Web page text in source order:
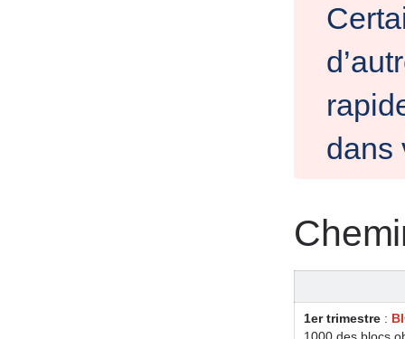
dans
1er trimestre :